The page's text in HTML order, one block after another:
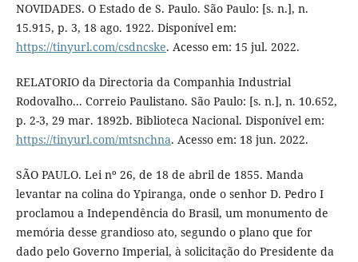
NOVIDADES. O Estado de S. Paulo. São Paulo: [s. n.], n.
15.915, p. 3, 18 ago. 1922. Disponível em:
https://tinyurl.com/csdncske. Acesso em: 15 jul. 2022.
RELATORIO da Directoria da Companhia Industrial
Rodovalho... Correio Paulistano. São Paulo: [s. n.], n. 10.652,
p. 2-3, 29 mar. 1892b. Biblioteca Nacional. Disponível em:
https://tinyurl.com/mtsnchna. Acesso em: 18 jun. 2022.
SÃO PAULO. Lei nº 26, de 18 de abril de 1855. Manda
levantar na colina do Ypiranga, onde o senhor D. Pedro I
proclamou a Independência do Brasil, um monumento de
memória desse grandioso ato, segundo o plano que for
dado pelo Governo Imperial, à solicitação do Presidente da